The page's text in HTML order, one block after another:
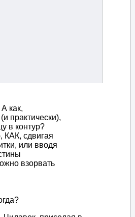
как,
практически),
в контур?
КАК, сдвигая
или вводя
взорвать